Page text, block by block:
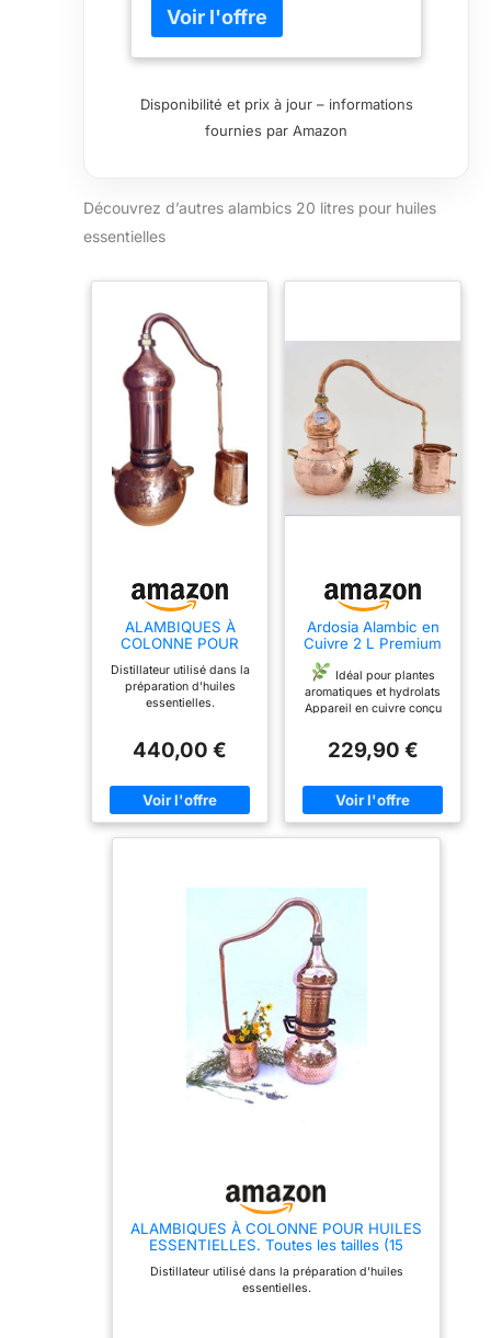
Disponibilité et prix à jour – informations
fournies par Amazon
Découvrez d’autres alambics 20 litres pour huiles
essentielles
ALAMBIQUES À
COLONNE POUR
ESSENTIELLES.
Toutes les tailles (20
Litres)
Distillateur utilisé dans la
préparation d'huiles
essentielles.
440,00 €
Ardosia Alambic en
Cuivre 2 L Premium
Essentielles et
Hydrolats – Appareil
pour Plantes
Thermomètre et
Condenseur à
Grille)
Idéal pour plantes
aromatiques et hydrolats
Appareil en cuivre conçu
plantes aromatiques,
fleurs et herbes. Adapté
hydrolats et à
l’aromathérapie.
Cuve
en cuivre avec
Le thermomètre intégré
permet de surveiller
facilement la température
pendant l’utilisation. ❄
Condenseur avec
refroidissement Le
système de serpentin
permet de refroidir les
vapeurs aromatiques et de
récupérer les hydrolats
mise en service sont
rapides et simples. 🛠
facile à nettoyer La
229,90 €
ALAMBIQUES À COLONNE POUR HUILES
ESSENTIELLES. Toutes les tailles (15
Litres)
Distillateur utilisé dans la préparation d'huiles
essentielles.